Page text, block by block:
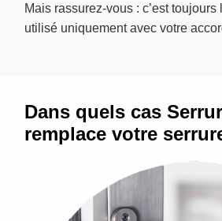
Mais rassurez-vous : c’est
utilisé uniquement avec votre
Dans quels cas
remplace votre